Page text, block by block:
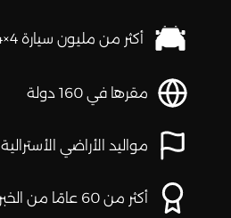
أكثر من مليون سيارة 4×4 معدلة
مقرها في 160 دولة
مواليد الأراضي الأسترالية
أكثر من 60 عامًا من الخبرة